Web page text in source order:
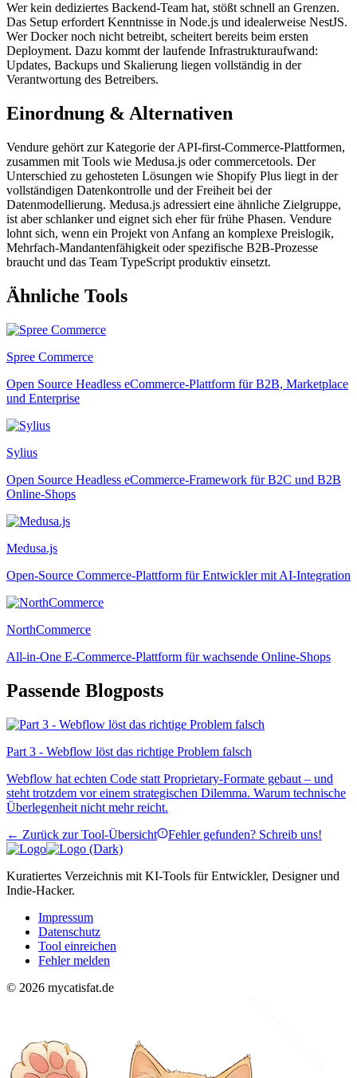
Wer kein dediziertes Backend-Team hat, stößt schnell an Grenzen.
Das Setup erfordert Kenntnisse in Node.js und idealerweise NestJS.
Wer Docker noch nicht betreibt, scheitert bereits beim ersten
Deployment. Dazu kommt der laufende Infrastrukturaufwand:
Updates, Backups und Skalierung liegen vollständig in der
Verantwortung des Betreibers.
Einordnung & Alternativen
Vendure gehört zur Kategorie der API-first-Commerce-Plattformen,
zusammen mit Tools wie Medusa.js oder commercetools. Der
Unterschied zu gehosteten Lösungen wie Shopify Plus liegt in der
vollständigen Datenkontrolle und der Freiheit bei der
Datenmodellierung. Medusa.js adressiert eine ähnliche Zielgruppe,
ist aber schlanker und eignet sich eher für frühe Phasen. Vendure
lohnt sich, wenn ein Projekt von Anfang an komplexe Preislogik,
Mehrfach-Mandantenfähigkeit oder spezifische B2B-Prozesse
braucht und das Team TypeScript produktiv einsetzt.
Ähnliche Tools
Spree Commerce
Open Source Headless eCommerce-Plattform für B2B, Marketplace
und Enterprise
Sylius
Open Source Headless eCommerce-Framework für B2C und B2B
Online-Shops
Medusa.js
Open-Source Commerce-Plattform für Entwickler mit AI-Integration
NorthCommerce
All-in-One E-Commerce-Plattform für wachsende Online-Shops
Passende Blogposts
Part 3 - Webflow löst das richtige Problem falsch
Webflow hat echten Code statt Proprietary-Formate gebaut – und
steht trotzdem vor einem strategischen Dilemma. Warum technische
Überlegenheit nicht mehr reicht.
← Zurück zur Tool-Übersicht
Fehler gefunden? Schreib uns!
Kuratiertes Verzeichnis mit KI-Tools für Entwickler, Designer und
Indie-Hacker.
Impressum
Datenschutz
Tool einreichen
Fehler melden
© 2026 mycatisfat.de